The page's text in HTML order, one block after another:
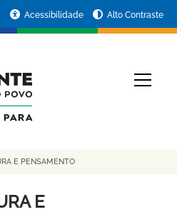
Acessibilidade Alto Contraste
E PENSAMENTO
E